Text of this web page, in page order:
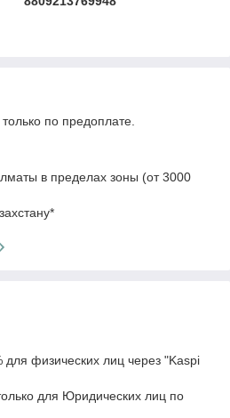
по предоплате.
в пределах зоны (от 3000
для физических лиц через "Kaspi
для Юридических лиц по